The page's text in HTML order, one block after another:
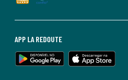
APP LA REDOUTE